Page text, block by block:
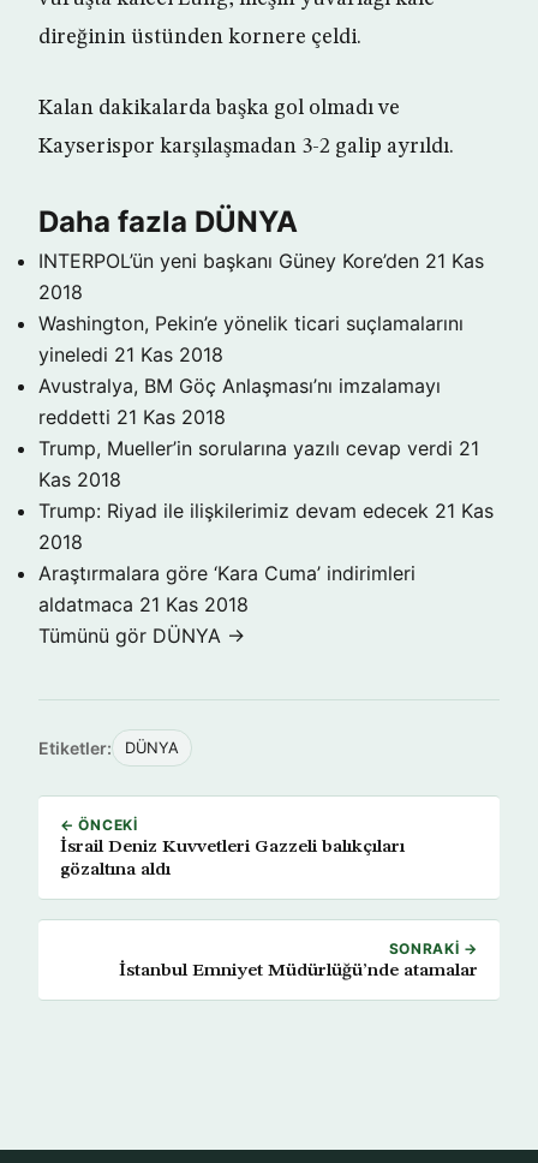
direğinin üstünden kornere çeldi.
Kalan dakikalarda başka gol olmadı ve
Kayserispor karşılaşmadan 3-2 galip ayrıldı.
Daha fazla DÜNYA
INTERPOL’ün yeni başkanı Güney Kore’den 21 Kas
2018
Washington, Pekin’e yönelik ticari suçlamalarını
yineledi 21 Kas 2018
Avustralya, BM Göç Anlaşması’nı imzalamayı
reddetti 21 Kas 2018
Trump, Mueller’in sorularına yazılı cevap verdi 21
Kas 2018
Trump: Riyad ile ilişkilerimiz devam edecek 21 Kas
2018
Araştırmalara göre ‘Kara Cuma’ indirimleri
aldatmaca 21 Kas 2018
Tümünü gör DÜNYA →
Etiketler: DÜNYA
← ÖNCEKI
İsrail Deniz Kuvvetleri Gazzeli balıkçıları
gözaltına aldı
SONRAKI →
İstanbul Emniyet Müdürlüğü’nde atamalar